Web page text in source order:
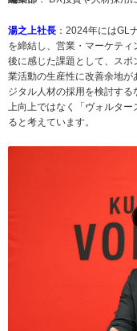
湯之上社長 ：2024年にはGL
を締結し、営業・マーケテ
後に感じた課題として、ス
業活動の生産性に改善余地
ジタル人材の採用を検討す
上向上ではなく「ヴォルタ
ると考えています。